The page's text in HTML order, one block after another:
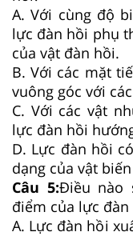
A. Với cùng độ
lực đàn hồi phụ
của vật đàn hồi.
B. Với các mặt
vuông góc với
C. Với các vật
lực đàn hồi
D. Lực đàn hồi
dạng của vật
Câu 5:Điều nào
điểm của lực đàn
A. Lực đàn hồi